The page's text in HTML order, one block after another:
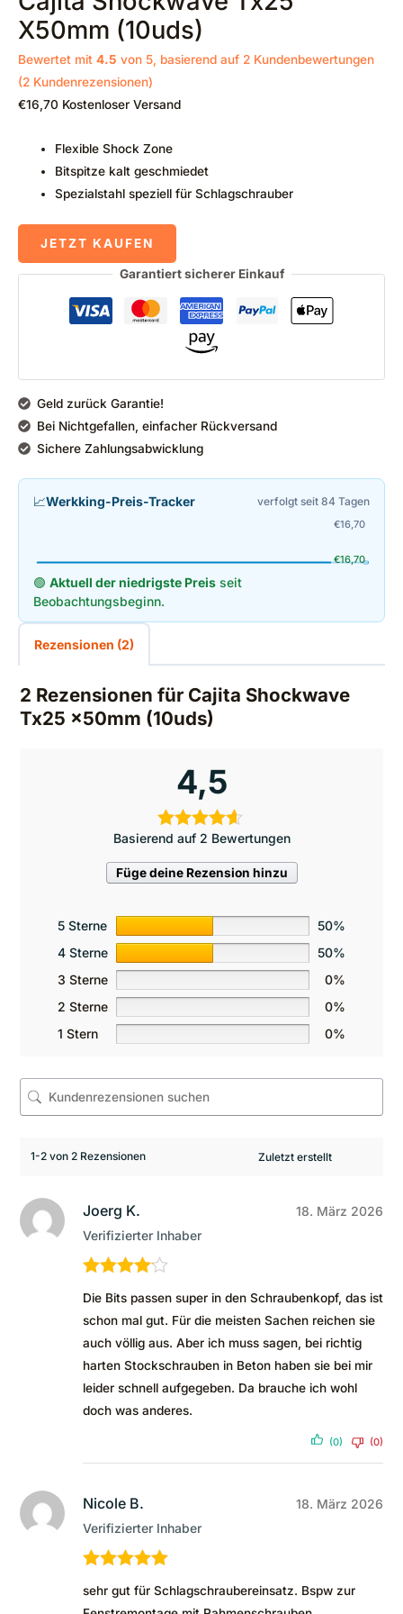
X50mm (10uds)
Bewertet mit 4.5 von 5, basierend auf 2 Kundenbewertungen
(2 Kundenrezensionen)
€16,70 Kostenloser Versand
Flexible Shock Zone
Bitspitze kalt geschmiedet
Spezialstahl speziell für Schlagschrauber
JETZT KAUFEN
Garantiert sicherer Einkauf
Geld zurück Garantie!
Bei Nichtgefallen, einfacher Rückversand
Sichere Zahlungsabwicklung
📈Werkking-Preis-Tracker verfolgt seit 84 Tagen
€16,70
€16,70
🟢 Aktuell der niedrigste Preis seit
Beobachtungsbeginn.
Rezensionen (2)
2 Rezensionen für Cajita Shockwave
Tx25 x50mm (10uds)
4,5
Basierend auf 2 Bewertungen
Füge deine Rezension hinzu
5 Sterne
50%
4 Sterne
50%
3 Sterne
0%
2 Sterne
0%
1 Stern
0%
1-2 von 2 Rezensionen
Joerg K.
Verifizierter Inhaber
18. März 2026
Bewertet
mit4von
5
Die Bits passen super in den Schraubenkopf, das ist
schon mal gut. Für die meisten Sachen reichen sie
auch völlig aus. Aber ich muss sagen, bei richtig
harten Stockschrauben in Beton haben sie bei mir
leider schnell aufgegeben. Da brauche ich wohl
doch was anderes.
(0) (0)
Nicole B.
Verifizierter Inhaber
18. März 2026
Bewertet mit
5von 5
sehr gut für Schlagschraubereinsatz. Bspw zur